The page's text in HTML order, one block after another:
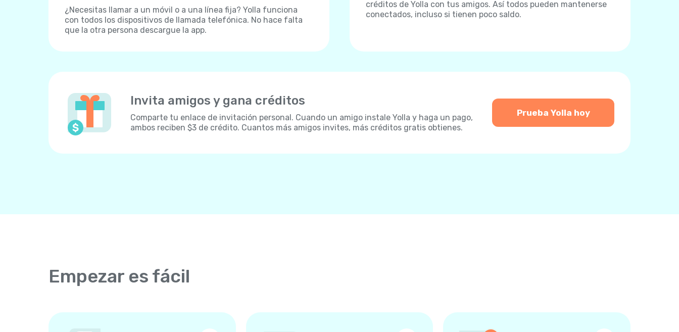
¿Necesitas llamar a un móvil o a una línea fija? Yolla funciona
con todos los dispositivos de llamada telefónica. No hace falta
que la otra persona descargue la app.
créditos de Yolla con tus amigos. Así todos pueden mantenerse
conectados, incluso si tienen poco saldo.
Invita amigos y gana créditos
Comparte tu enlace de invitación personal. Cuando un amigo instale Yolla y haga un pago,
ambos reciben $3 de crédito. Cuantos más amigos invites, más créditos gratis obtienes.
Prueba Yolla hoy
Empezar es fácil